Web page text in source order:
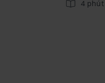
4 phút